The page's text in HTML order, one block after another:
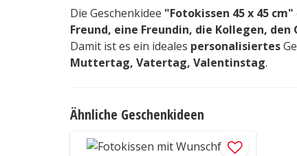
Die Geschenkidee "Fotokissen 45 x 45 cm"
Freund, eine Freundin, die Kollegen,
Damit ist es ein ideales personalisiertes
Muttertag, Vatertag, Valentinstag.
Ähnliche Geschenkideen